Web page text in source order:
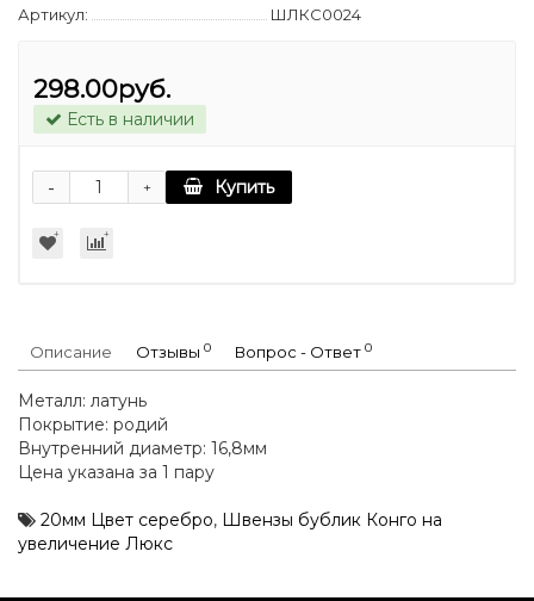
Артикул:
ШЛКС0024
298.00руб.
Есть в наличии
+
- Купить
Описание Отзывы 0 Вопрос - Ответ 0
Металл: латунь
Покрытие: родий
Внутренний диаметр: 16,8мм
Цена указана за 1 пару
20мм Цвет серебро, Швензы бублик Конго на
увеличение Люкс